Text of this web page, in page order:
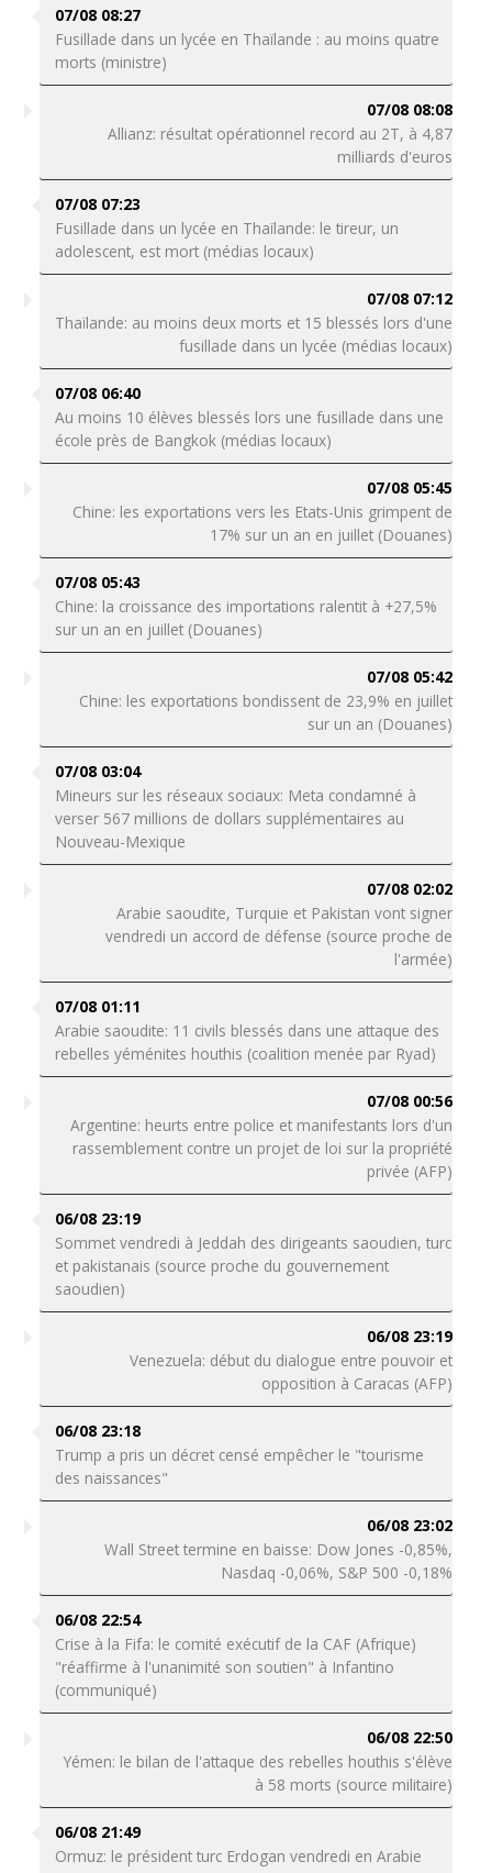
07/08 08:27
Fusillade dans un lycée en Thaïlande : au moins quatre
morts (ministre)
07/08 08:08
Allianz: résultat opérationnel record au 2T, à 4,87
milliards d'euros
07/08 07:23
Fusillade dans un lycée en Thaïlande: le tireur, un
adolescent, est mort (médias locaux)
07/08 07:12
Thaïlande: au moins deux morts et 15 blessés lors d'une
fusillade dans un lycée (médias locaux)
07/08 06:40
Au moins 10 élèves blessés lors une fusillade dans une
école près de Bangkok (médias locaux)
07/08 05:45
Chine: les exportations vers les Etats-Unis grimpent de
17% sur un an en juillet (Douanes)
07/08 05:43
Chine: la croissance des importations ralentit à +27,5%
sur un an en juillet (Douanes)
07/08 05:42
Chine: les exportations bondissent de 23,9% en juillet
sur un an (Douanes)
07/08 03:04
Mineurs sur les réseaux sociaux: Meta condamné à
verser 567 millions de dollars supplémentaires au
Nouveau-Mexique
07/08 02:02
Arabie saoudite, Turquie et Pakistan vont signer
vendredi un accord de défense (source proche de
l'armée)
07/08 01:11
Arabie saoudite: 11 civils blessés dans une attaque des
rebelles yéménites houthis (coalition menée par Ryad)
07/08 00:56
Argentine: heurts entre police et manifestants lors d'un
rassemblement contre un projet de loi sur la propriété
privée (AFP)
06/08 23:19
Sommet vendredi à Jeddah des dirigeants saoudien, turc
et pakistanais (source proche du gouvernement
saoudien)
06/08 23:19
Venezuela: début du dialogue entre pouvoir et
opposition à Caracas (AFP)
06/08 23:18
Trump a pris un décret censé empêcher le "tourisme
des naissances"
06/08 23:02
Wall Street termine en baisse: Dow Jones -0,85%,
Nasdaq -0,06%, S&P 500 -0,18%
06/08 22:54
Crise à la Fifa: le comité exécutif de la CAF (Afrique)
"réaffirme à l'unanimité son soutien" à Infantino
(communiqué)
06/08 22:50
Yémen: le bilan de l'attaque des rebelles houthis s'élève
à 58 morts (source militaire)
06/08 21:49
Ormuz: le président turc Erdogan vendredi en Arabie